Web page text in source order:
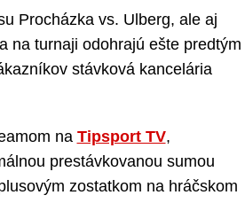
Procházka vs. Ulberg, ale aj
na turnaji odohrajú ešte predtým
stávková kancelária
na Tipsport TV,
prestávkovanou sumou
zostatkom na hráčskom